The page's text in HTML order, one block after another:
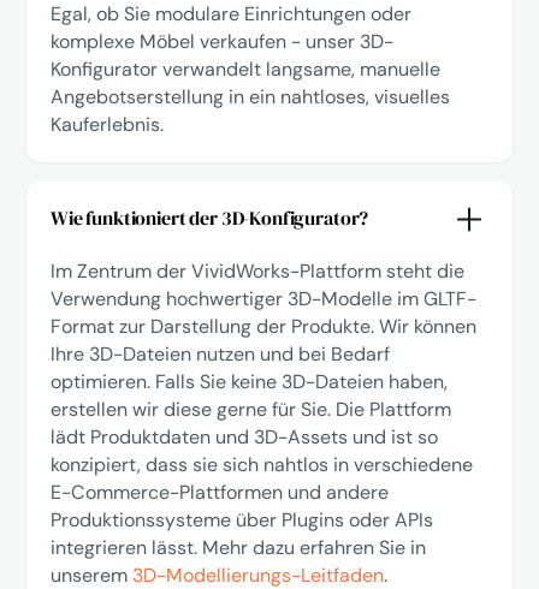
Egal, ob Sie modulare Einrichtungen oder
komplexe Möbel verkaufen - unser 3D-
Konfigurator verwandelt langsame, manuelle
Angebotserstellung in ein nahtloses, visuelles
Kauferlebnis.
Wie funktioniert der 3D-Konfigurator?
Im Zentrum der VividWorks-Plattform steht die
Verwendung hochwertiger 3D-Modelle im GLTF-
Format zur Darstellung der Produkte. Wir können
Ihre 3D-Dateien nutzen und bei Bedarf
optimieren. Falls Sie keine 3D-Dateien haben,
erstellen wir diese gerne für Sie. Die Plattform
lädt Produktdaten und 3D-Assets und ist so
konzipiert, dass sie sich nahtlos in verschiedene
E-Commerce-Plattformen und andere
Produktionssysteme über Plugins oder APIs
integrieren lässt. Mehr dazu erfahren Sie in
unserem 3D-Modellierungs-Leitfaden.